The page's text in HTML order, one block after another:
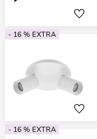
- 16 % EXTRA
- 16 % EXTRA